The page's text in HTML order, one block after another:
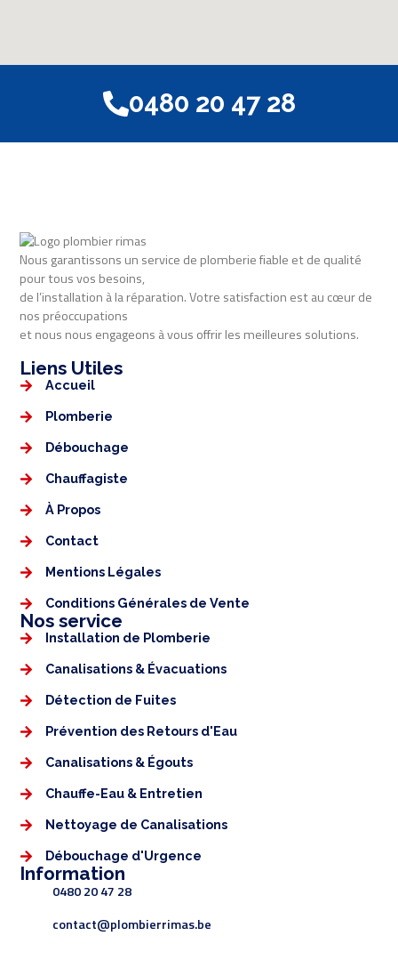
0480 20 47 28
Nous garantissons un service de plomberie fiable et de qualité
pour tous vos besoins,
de l’installation à la réparation. Votre satisfaction est au cœur de
nos préoccupations
et nous nous engageons à vous offrir les meilleures solutions.
Liens Utiles​​
Accueil
Plomberie
Débouchage
Chauffagiste
À Propos
Contact
Mentions Légales​
Conditions Générales de Vente
Nos service
Installation de Plomberie
Canalisations & Évacuations
Détection de Fuites
Prévention des Retours d'Eau
Canalisations & Égouts
Chauffe-Eau & Entretien
Nettoyage de Canalisations
Débouchage d'Urgence
Information
0480 20 47 28
contact@plombierrimas.be